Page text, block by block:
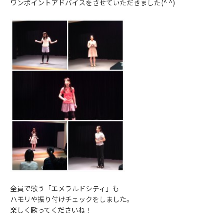
ワンポイントアドバイスをさせていただきました(^ ^)
全員で歌う「エメラルドシティ」も
ハモリや振り付けチェックをしました。
楽しく歌ってくださいね！